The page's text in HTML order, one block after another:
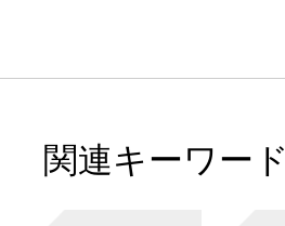
関連キーワード